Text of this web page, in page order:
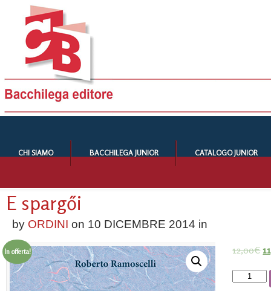
CHI SIAMO BACCHILEGA JUNIOR CATALOGO JUNIOR
E spargői
by ORDINI on 10 DICEMBRE 2014 in
In offerta! 12,00€